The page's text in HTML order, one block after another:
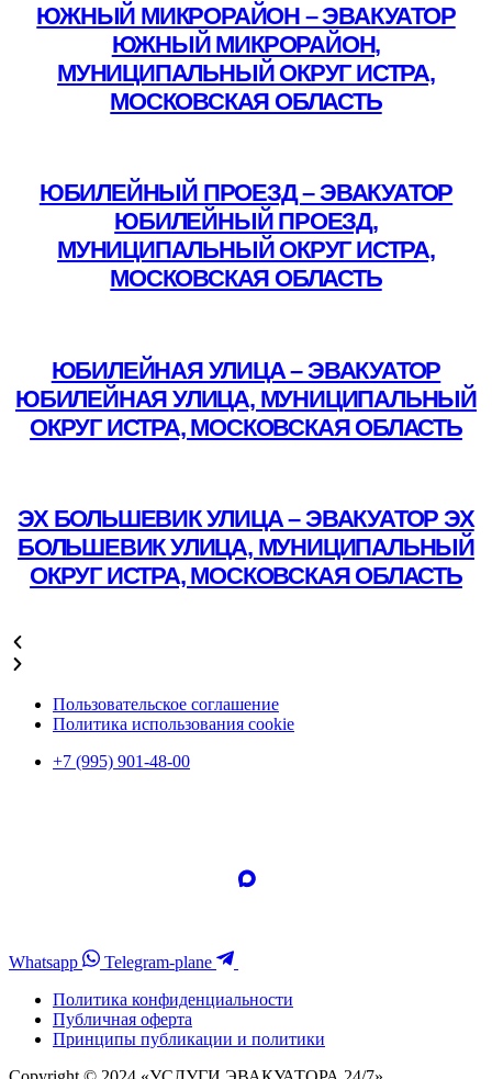
ЮЖНЫЙ МИКРОРАЙОН – ЭВАКУАТОР
ЮЖНЫЙ МИКРОРАЙОН,
МУНИЦИПАЛЬНЫЙ ОКРУГ ИСТРА,
МОСКОВСКАЯ ОБЛАСТЬ
ЮБИЛЕЙНЫЙ ПРОЕЗД – ЭВАКУАТОР
ЮБИЛЕЙНЫЙ ПРОЕЗД,
МУНИЦИПАЛЬНЫЙ ОКРУГ ИСТРА,
МОСКОВСКАЯ ОБЛАСТЬ
ЮБИЛЕЙНАЯ УЛИЦА – ЭВАКУАТОР
ЮБИЛЕЙНАЯ УЛИЦА, МУНИЦИПАЛЬНЫЙ
ОКРУГ ИСТРА, МОСКОВСКАЯ ОБЛАСТЬ
ЭХ БОЛЬШЕВИК УЛИЦА – ЭВАКУАТОР ЭХ
БОЛЬШЕВИК УЛИЦА, МУНИЦИПАЛЬНЫЙ
ОКРУГ ИСТРА, МОСКОВСКАЯ ОБЛАСТЬ
Пользовательское соглашение
Политика использования cookie
+7 (995) 901-48-00
Whatsapp
Telegram-plane
Политика конфиденциальности
Публичная оферта
Принципы публикации и политики